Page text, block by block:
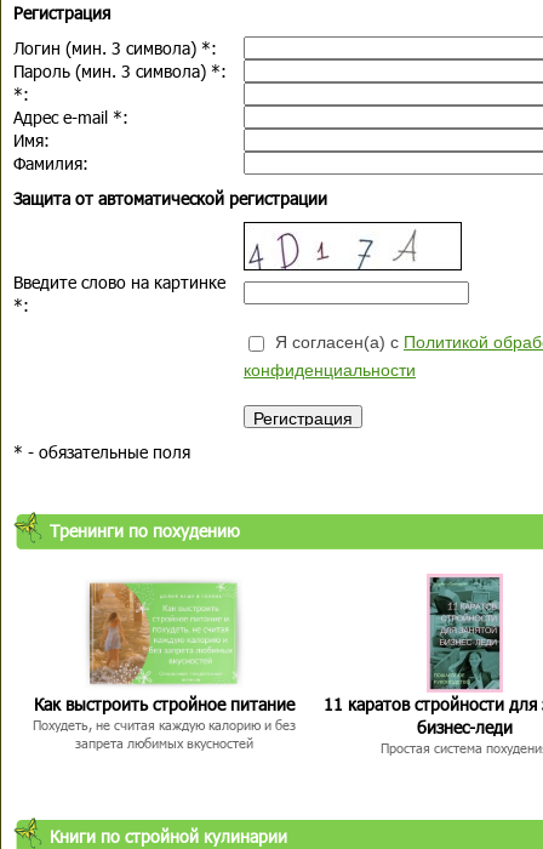
Регистрация
Логин (мин. 3 символа) *:
Пароль (мин. 3 символа) *:
*:
Адрес e-mail *:
Имя:
Фамилия:
Защита от автоматической регистрации
Введите слово на картинке
*:
Я согласен(а) с Политикой
конфиденциальности
* - обязательные поля
Тренинги по похудению
Как выстроить стройное питание
Похудеть, не считая каждую калорию и без
запрета любимых вкусностей
11 каратов стройности для
бизнес-леди
Простая система
Книги по стройной кулинарии